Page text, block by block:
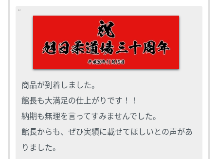
商品が到着しました。
館長も大満足の仕上がりです！！
納期も無理を言ってすみませんでした。
館長からも、ぜひ実績に載せてほしいとの声があ
りました。